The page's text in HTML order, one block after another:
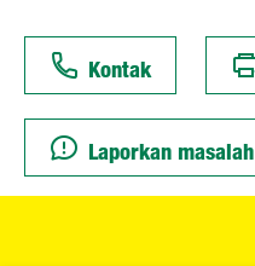
Kontak
Laporkan masalah